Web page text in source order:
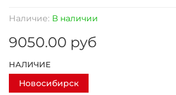
Наличие: В наличии
9050.00 руб
НАЛИЧИЕ
Новосибирск